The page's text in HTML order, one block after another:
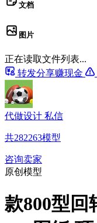
文档
图片
正在读取文件列表...
转发分享赚现金
代做设计 私信
共282263模型
咨询卖家
原创模型
款800型